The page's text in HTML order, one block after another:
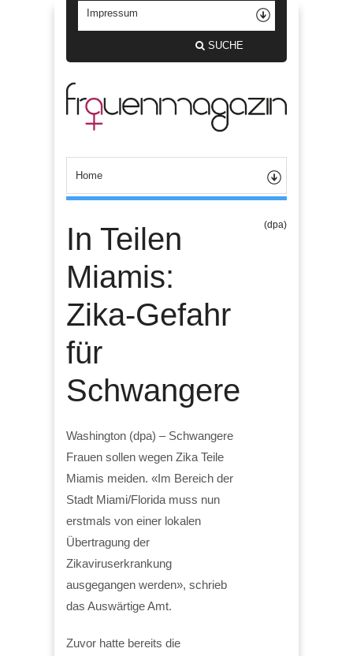
SUCHE
In Teilen
Miamis:
Zika-Gefahr
für
Schwangere
(dpa)
Washington (dpa) – Schwangere
Frauen sollen wegen Zika Teile
Miamis meiden. «Im Bereich der
Stadt Miami/Florida muss nun
erstmals von einer lokalen
Übertragung der
Zikaviruserkrankung
ausgegangen werden», schrieb
das Auswärtige Amt.
Zuvor hatte bereits die